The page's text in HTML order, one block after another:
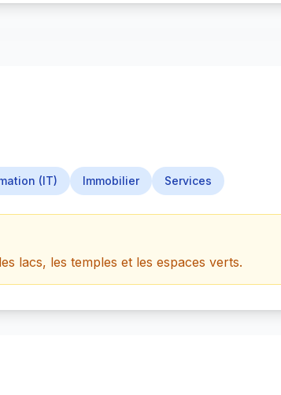
(IT) Immobilier Services
lacs, les temples et les espaces verts.